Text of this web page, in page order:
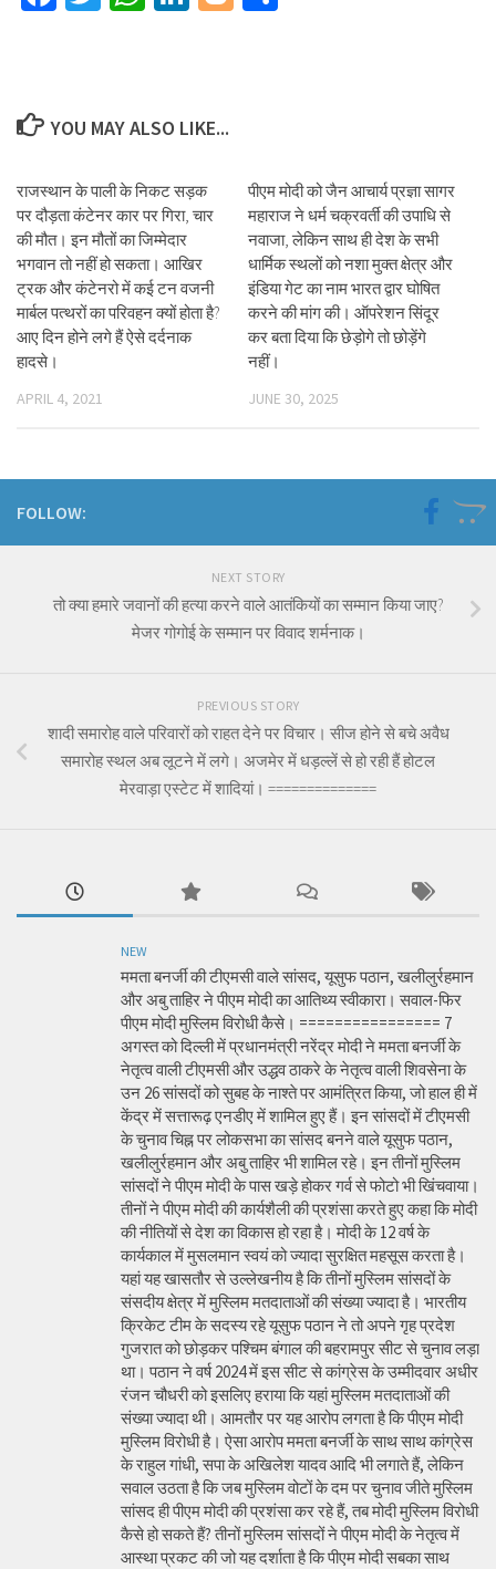
YOU MAY ALSO LIKE...
राजस्थान के पाली के निकट सड़क
पर दौड़ता कंटेनर कार पर गिरा, चार
की मौत। इन मौतों का जिम्मेदार
भगवान तो नहीं हो सकता। आखिर
ट्रक और कंटेनरो में कई टन वजनी
मार्बल पत्थरों का परिवहन क्यों होता है?
आए दिन होने लगे हैं ऐसे दर्दनाक
हादसे।
APRIL 4, 2021
पीएम मोदी को जैन आचार्य प्रज्ञा सागर
महाराज ने धर्म चक्रवर्ती की उपाधि से
नवाजा, लेकिन साथ ही देश के सभी
धार्मिक स्थलों को नशा मुक्त क्षेत्र और
इंडिया गेट का नाम भारत द्वार घोषित
करने की मांग की। ऑपरेशन सिंदूर
कर बता दिया कि छेड़ोगे तो छोड़ेंगे
नहीं।
JUNE 30, 2025
FOLLOW:
NEXT STORY
तो क्या हमारे जवानों की हत्या करने वाले आतंकियों का सम्मान किया जाए?
मेजर गोगोई के सम्मान पर विवाद शर्मनाक।
PREVIOUS STORY
शादी समारोह वाले परिवारों को राहत देने पर विचार। सीज होने से बचे अवैध
समारोह स्थल अब लूटने में लगे। अजमेर में धड़ल्लें से हो रही हैं होटल
मेरवाड़ा एस्टेट में शादियां। ==============
NEW
ममता बनर्जी की टीएमसी वाले सांसद, यूसुफ पठान, खलीलुर्रहमान
और अबु ताहिर ने पीएम मोदी का आतिथ्य स्वीकारा। सवाल-फिर
पीएम मोदी मुस्लिम विरोधी कैसे। ================ 7
अगस्त को दिल्ली में प्रधानमंत्री नरेंद्र मोदी ने ममता बनर्जी के
नेतृत्व वाली टीएमसी और उद्धव ठाकरे के नेतृत्व वाली शिवसेना के
उन 26 सांसदों को सुबह के नाश्ते पर आमंत्रित किया, जो हाल ही में
केंद्र में सत्तारूढ़ एनडीए में शामिल हुए हैं। इन सांसदों में टीएमसी
के चुनाव चिह्न पर लोकसभा का सांसद बनने वाले यूसुफ पठान,
खलीलुर्रहमान और अबु ताहिर भी शामिल रहे। इन तीनों मुस्लिम
सांसदों ने पीएम मोदी के पास खड़े होकर गर्व से फोटो भी खिंचवाया।
तीनों ने पीएम मोदी की कार्यशैली की प्रशंसा करते हुए कहा कि मोदी
की नीतियों से देश का विकास हो रहा है। मोदी के 12 वर्ष के
कार्यकाल में मुसलमान स्वयं को ज्यादा सुरक्षित महसूस करता है।
यहां यह खासतौर से उल्लेखनीय है कि तीनों मुस्लिम सांसदों के
संसदीय क्षेत्र में मुस्लिम मतदाताओं की संख्या ज्यादा है। भारतीय
क्रिकेट टीम के सदस्य रहे यूसुफ पठान ने तो अपने गृह प्रदेश
गुजरात को छोड़कर पश्चिम बंगाल की बहरामपुर सीट से चुनाव लड़ा
था। पठान ने वर्ष 2024 में इस सीट से कांग्रेस के उम्मीदवार अधीर
रंजन चौधरी को इसलिए हराया कि यहां मुस्लिम मतदाताओं की
संख्या ज्यादा थी। आमतौर पर यह आरोप लगता है कि पीएम मोदी
मुस्लिम विरोधी है। ऐसा आरोप ममता बनर्जी के साथ साथ कांग्रेस
के राहुल गांधी, सपा के अखिलेश यादव आदि भी लगाते हैं, लेकिन
सवाल उठता है कि जब मुस्लिम वोटों के दम पर चुनाव जीते मुस्लिम
सांसद ही पीएम मोदी की प्रशंसा कर रहे हैं, तब मोदी मुस्लिम विरोधी
कैसे हो सकते हैं? तीनों मुस्लिम सांसदों ने पीएम मोदी के नेतृत्व में
आस्था प्रकट की जो यह दर्शाता है कि पीएम मोदी सबका साथ